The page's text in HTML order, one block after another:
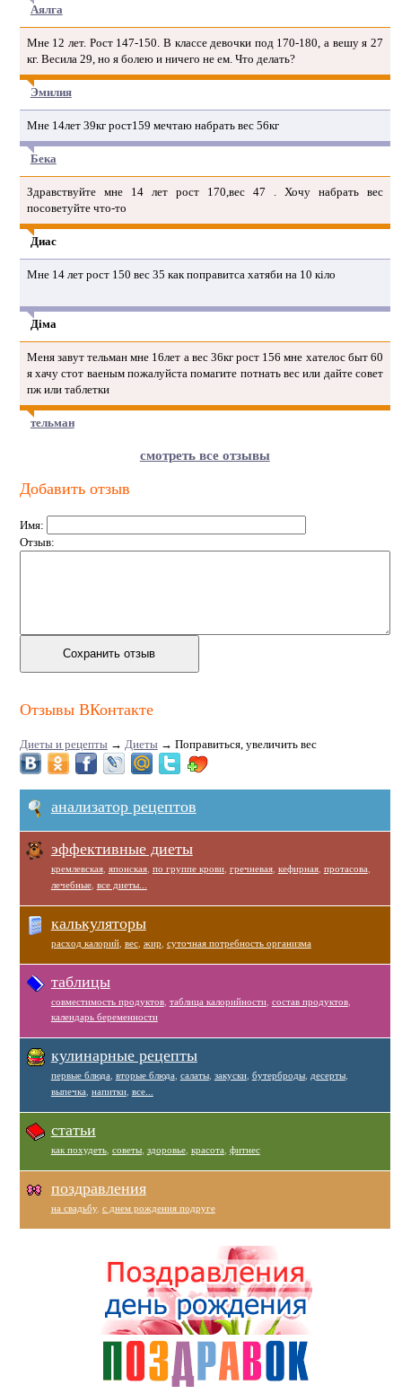
Аялга
Мне 12 лет. Рост 147-150. В классе девочки под 170-180, а вешу я 27
кг. Весила 29, но я болею и ничего не ем. Что делать?
Эмилия
Мне 14лет 39кг рост159 мечтаю набрать вес 56кг
Бека
Здравствуйте мне 14 лет рост 170,вес 47 . Хочу набрать вес
посоветуйте что-то
Диас
Мне 14 лет рост 150 вес 35 как поправитса хатяби на 10 кіло
Діма
Меня завут тельман мне 16лет а вес 36кг рост 156 мне хателос быт 60
я хачу стот ваеным пожалуйста помагите потнать вес или дайте совет
пж или таблетки
тельман
смотреть все отзывы
Добавить отзыв
Имя:
Отзыв:
Отзывы ВКонтакте
Диеты и рецепты→ Диеты→ Поправиться, увеличить вес
анализатор рецептов
эффективные диеты
кремлевская, японская, по группе крови, гречневая, кефирная, протасова
лечебные, все диеты...
калькуляторы
расход калорий, вес, жир суточная потребность организма
таблицы
совместимость продуктов, таблица калорийности, состав продуктов,
календарь беременности
кулинарные рецепты
первые блюда вторые блюда салаты, закуски, бутерброды, десерты,
выпечка напитки, все...
статьи
как похудеть, советы, здоровье, красота фитнес
поздравления
на свадьбу, с днем рождения подруге